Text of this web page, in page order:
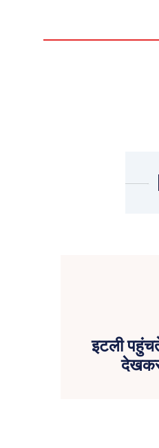
इटली
देखकर